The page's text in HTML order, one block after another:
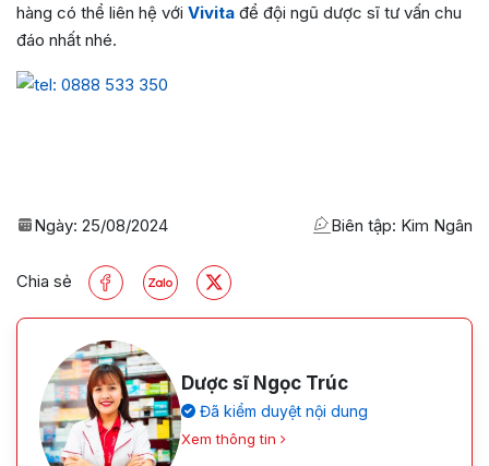
hàng có thể liên hệ với Vivita để đội ngũ dược sĩ tư vấn chu
đáo nhất nhé.
Ngày: 25/08/2024 Biên tập: Kim Ngân
Chia sẻ
Dược sĩ Ngọc Trúc
Đã kiểm duyệt nội dung
Xem thông tin